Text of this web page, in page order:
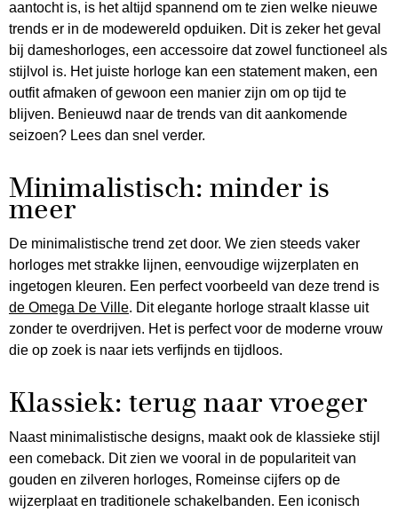
aantocht is, is het altijd spannend om te zien welke nieuwe
trends er in de modewereld opduiken. Dit is zeker het geval
bij dameshorloges, een accessoire dat zowel functioneel als
stijlvol is. Het juiste horloge kan een statement maken, een
outfit afmaken of gewoon een manier zijn om op tijd te
blijven. Benieuwd naar de trends van dit aankomende
seizoen? Lees dan snel verder.
Minimalistisch: minder is
meer
De minimalistische trend zet door. We zien steeds vaker
horloges met strakke lijnen, eenvoudige wijzerplaten en
ingetogen kleuren. Een perfect voorbeeld van deze trend is
de Omega De Ville. Dit elegante horloge straalt klasse uit
zonder te overdrijven. Het is perfect voor de moderne vrouw
die op zoek is naar iets verfijnds en tijdloos.
Klassiek: terug naar vroeger
Naast minimalistische designs, maakt ook de klassieke stijl
een comeback. Dit zien we vooral in de populariteit van
gouden en zilveren horloges, Romeinse cijfers op de
wijzerplaat en traditionele schakelbanden. Een iconisch